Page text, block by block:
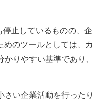
止しているものの、企
めのツールとしては、カ
りやすい基準であり、
い企業活動を行ったり